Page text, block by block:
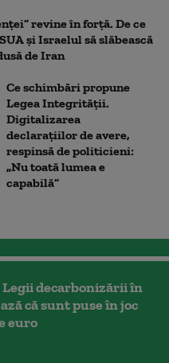
revine în forță. De ce
și Israelul să slăbească
de Iran
Ce schimbări propune
Legea Integrității.
Digitalizarea
declarațiilor de avere,
respinsă de politicieni:
„Nu toată lumea e
capabilă”
decarbonizării în
că sunt puse în joc
euro